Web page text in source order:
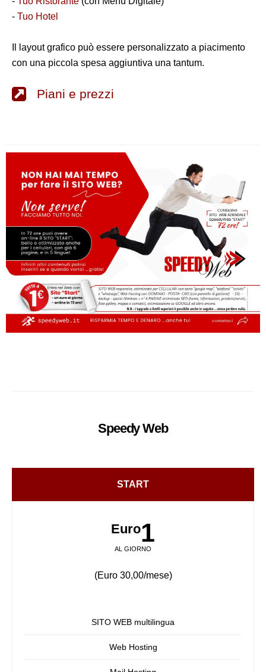
- Tuo Hotel
Il layout grafico può essere personalizzato a piacimento
con una piccola spesa aggiuntiva una tantum.
Piani e prezzi
SpeedyWeb
START
Euro1
AL GIORNO
(Euro 30,00/mese)
SITO WEB multilingua
Web Hosting